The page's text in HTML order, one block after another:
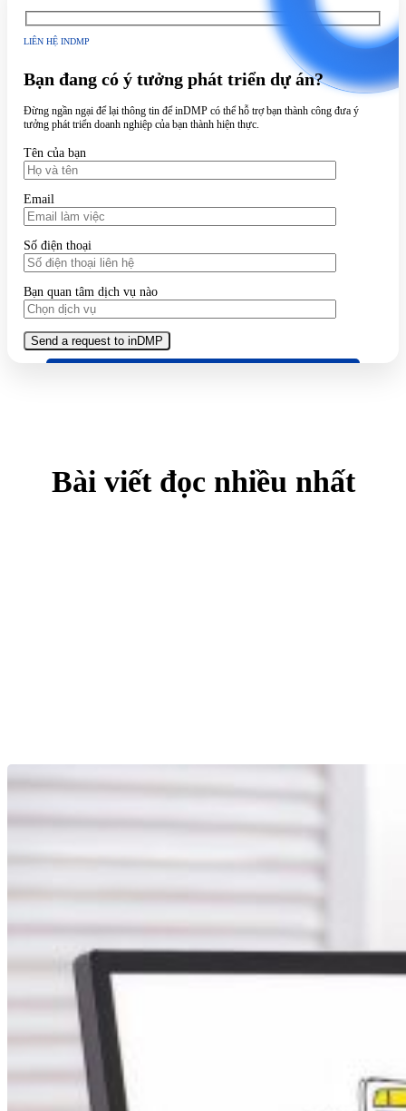
LIÊN HỆ INDMP
Bạn đang có ý tưởng phát triển dự án?
Đừng ngần ngại để lại thông tin để inDMP có thể hỗ trợ bạn thành công đưa ý
tưởng phát triển doanh nghiệp của bạn thành hiện thực.
Tên của bạn
Email
Số điện thoại
Bạn quan tâm dịch vụ nào
Bài viết đọc nhiều nhất